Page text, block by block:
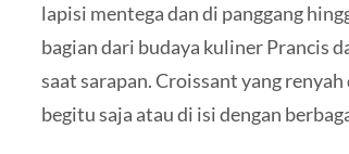
lapisi mentega dan di panggang
bagian dari budaya kuliner Prancis
saat sarapan. Croissant yang
begitu saja atau di isi dengan